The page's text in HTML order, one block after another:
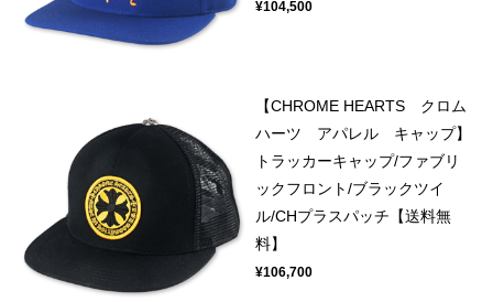
¥104,500
【CHROME HEARTS クロム
ハーツ アパレル キャップ】
トラッカーキャップ/ファブリ
ックフロント/ブラックツイ
ル/CHプラスパッチ【送料無
料】
¥106,700